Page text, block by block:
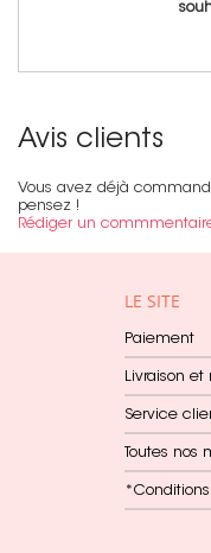
Avis clients
Vous avez déjà
pensez !
Rédiger un
LE SITE
Paiement
Livraison et
Service
Toutes nos